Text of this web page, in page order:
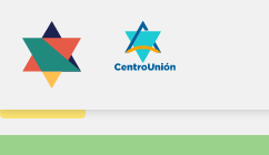
Archivo